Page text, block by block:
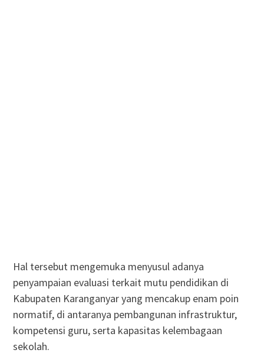
Hal tersebut mengemuka menyusul adanya
penyampaian evaluasi terkait mutu pendidikan di
Kabupaten Karanganyar yang mencakup enam poin
normatif, di antaranya pembangunan infrastruktur,
kompetensi guru, serta kapasitas kelembagaan
sekolah.